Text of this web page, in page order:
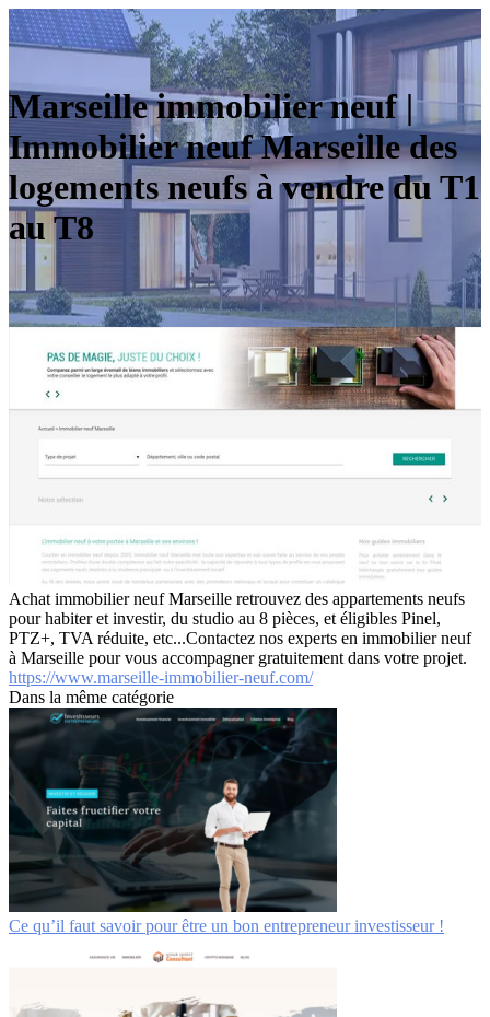
Marseille immobilier neuf |
Immobilier neuf Marseille des
logements neufs à vendre du T1
au T8
Achat immobilier neuf Marseille retrouvez des appartements neufs
pour habiter et investir, du studio au 8 pièces, et éligibles Pinel,
PTZ+, TVA réduite, etc...Contactez nos experts en immobilier neuf
à Marseille pour vous accompagner gratuitement dans votre projet.
https://www.marseille-immobilier-neuf.com/
Dans la même catégorie
Ce qu’il faut savoir pour être un bon entrepreneur investisseur !